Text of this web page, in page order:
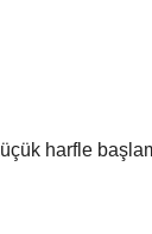
harfle